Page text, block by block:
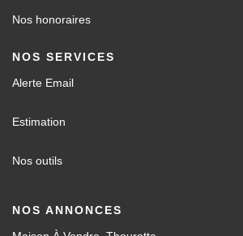
Nos honoraires
NOS SERVICES
Alerte Email
Estimation
Nos outils
NOS ANNONCES